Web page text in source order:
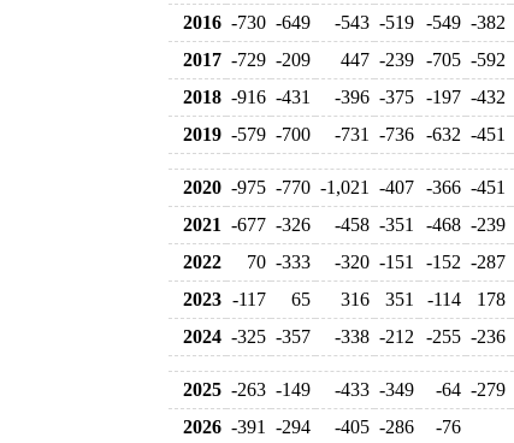
2016 -730 -649 -543 -519 -549 -382
2017 -729 -209 447 -239 -705 -592
2018 -916 -431 -396 -375 -197 -432
2019 -579 -700 -731 -736 -632 -451
2020 -975 -770 -1,021 -407 -366 -451
2021 -677 -326 -458 -351 -468 -239
2022
70 -333 -320 -151 -152 -287
2023 -117 65 316 351 -114 178
2024 -325 -357 -338 -212 -255 -236
2025 -263 -149 -433 -349 -64 -279
2026 -391 -294 -405 -286 -76